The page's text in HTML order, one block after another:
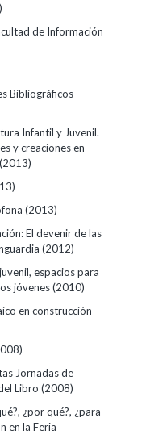
de Información
Bibliográficos
Infantil y Juvenil.
y creaciones en
(2013)
(2013)
El devenir de las
(2012)
espacios para
jóvenes(2010)
en construcción
Jornadas de
Libro (2008)
¿por qué?, ¿para
en la Feria